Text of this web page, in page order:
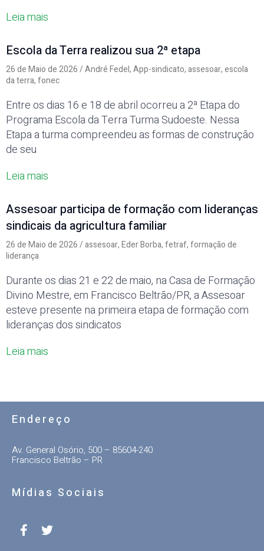
Leia mais
Escola da Terra realizou sua 2ª etapa
26 de Maio de 2026/André Fedel,App-sindicato,assesoar,escola
da terra,fonec
Entre os dias 16 e 18 de abril ocorreu a 2ª Etapa do
Programa Escola da Terra Turma Sudoeste. Nessa
Etapa a turma compreendeu as formas de construção
de seu
Leia mais
Assesoar participa de formação com lideranças
sindicais da agricultura familiar
26 de Maio de 2026/assesoar,Eder Borba,fetraf,formação de
liderança
Durante os dias 21 e 22 de maio, na Casa de Formação
Divino Mestre, em Francisco Beltrão/PR, a Assesoar
esteve presente na primeira etapa de formação com
lideranças dos sindicatos
Leia mais
Endereço
Av. General Osório, 500 – 85604-240
Francisco Beltrão – PR
Mídias Sociais